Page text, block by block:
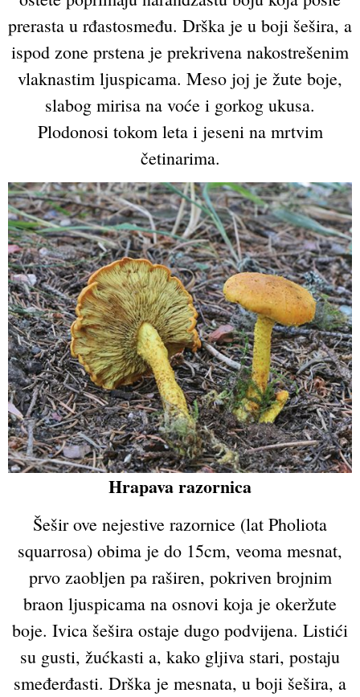
prerasta u rđastosmeđu. Drška je u boji šešira, a
ispod zone prstena je prekrivena nakostrešenim
vlaknastim ljuspicama. Meso joj je žute boje,
slabog mirisa na voće i gorkog ukusa.
Plodonosi tokom leta i jeseni na mrtvim
četinarima.
Hrapava razornica
Šešir ove nejestive razornice (lat Pholiota
squarrosa) obima je do 15cm, veoma mesnat,
prvo zaobljen pa raširen, pokriven brojnim
braon ljuspicama na osnovi koja je okeržute
boje. Ivica šešira ostaje dugo podvijena. Listići
su gusti, žućkasti a, kako gljiva stari, postaju
smeđerđasti. Drška je mesnata, u boji šešira, a